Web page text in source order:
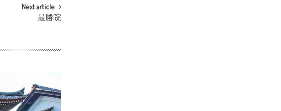
Next article
最勝院